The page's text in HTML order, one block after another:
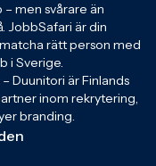
men svårare än
JobbSafari är din
rätt person med
i Sverige.
Duunitori är Finlands
inom rekrytering,
branding.